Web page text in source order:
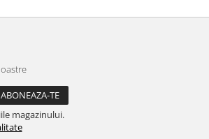
magazinului.